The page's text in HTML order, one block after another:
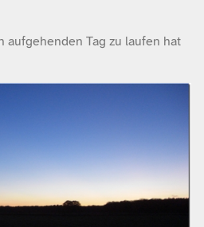
aufgehenden Tag zu laufen hat